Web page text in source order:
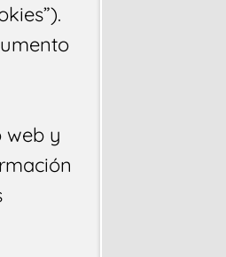
web y